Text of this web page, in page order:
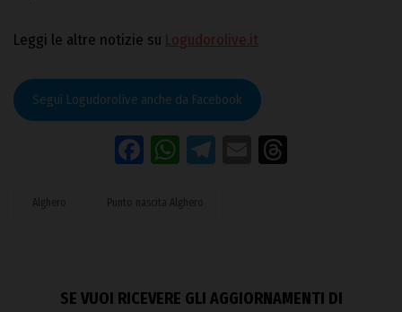
Leggi le altre notizie su Logudorolive.it
Segui Logudorolive anche da Facebook
Facebook
WhatsApp
Telegram
Email
Alghero Punto nascita Alghero
SE VUOI RICEVERE GLI AGGIORNAMENTI DI